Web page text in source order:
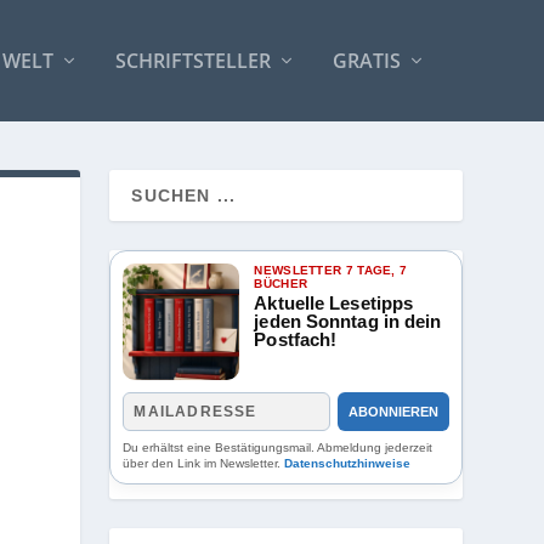
SCHRIFTSTELLER GRATIS
NEWSLETTER 7 TAGE, 7
BÜCHER
Aktuelle Lesetipps
jeden Sonntag in dein
Postfach!
ABONNIEREN
Du erhältst eine Bestätigungsmail. Abmeldung jederzeit
über den Link im Newsletter.Datenschutzhinweise